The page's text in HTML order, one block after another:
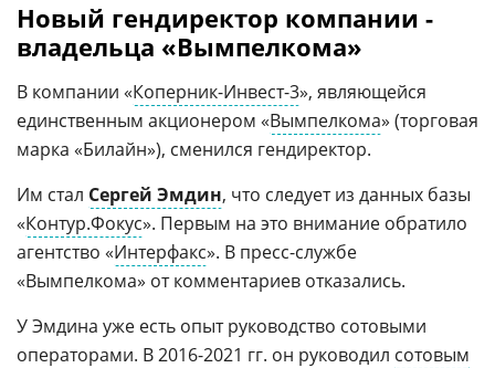
Новый гендиректор компании -
владельца «Вымпелкома»
В компании «Коперник-Инвест-3», являющейся
единственным акционером «Вымпелкома» (торговая
марка «Билайн»), сменился гендиректор.
Им стал Сергей Эмдин, что следует из данных базы
«Контур.Фокус». Первым на это внимание обратило
агентство «Интерфакс». В пресс-службе
«Вымпелкома» от комментариев отказались.
У Эмдина уже есть опыт руководство сотовыми
операторами. В 2016-2021 гг. он руководил сотовым